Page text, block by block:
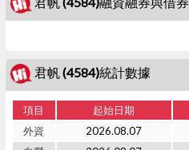
君帆 (4584)統計數據
項目 起始日期
外資
2026.08.07